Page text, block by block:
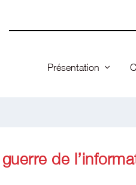
Présentation
de